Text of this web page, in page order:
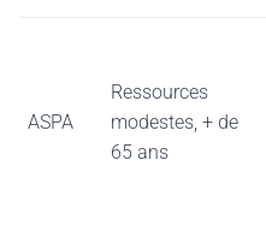
ASPA
Ressources
modestes, + de
65 ans